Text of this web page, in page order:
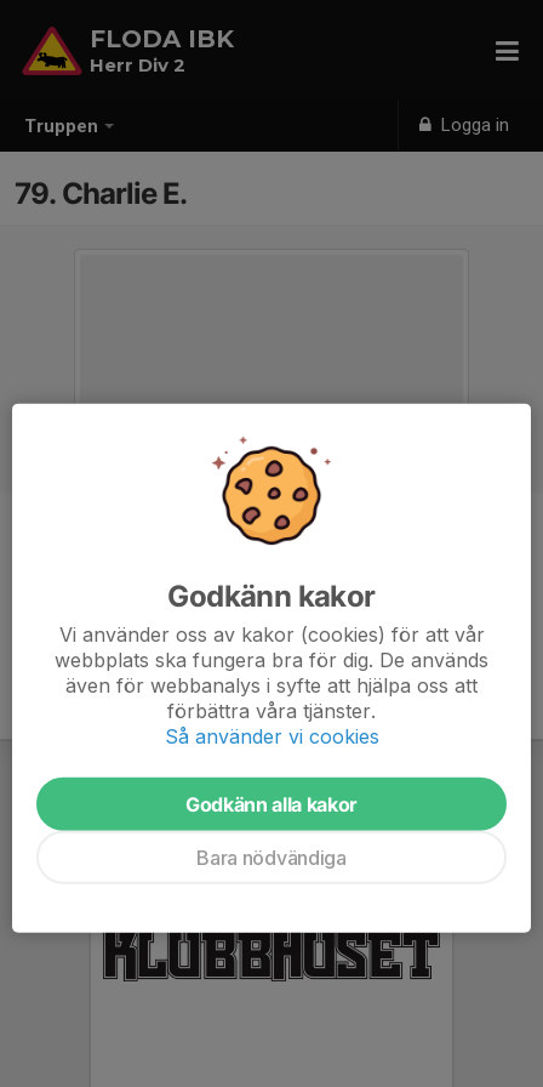
Truppen Logga in
FLODA IBK
Herr Div 2
79. Charlie E.
Godkänn kakor
Vi använder oss av kakor (cookies) för att vår
webbplats ska fungera bra för dig. De används
även för webbanalys i syfte att hjälpa oss att
förbättra våra tjänster.
Så använder vi cookies
Godkänn alla kakor
Bara nödvändiga